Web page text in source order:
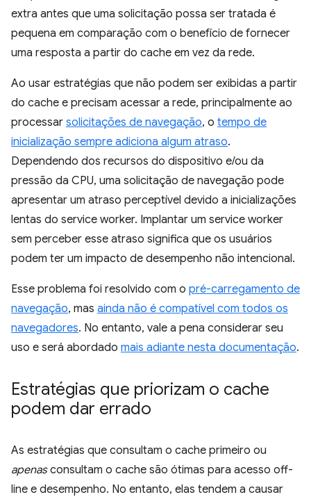
extra antes que uma solicitação possa ser tratada é
pequena em comparação com o benefício de fornecer
uma resposta a partir do cache em vez da rede.
Ao usar estratégias que não podem ser exibidas a partir
do cache e precisam acessar a rede, principalmente ao
processar solicitações de navegação, o tempo de
inicialização sempre adiciona algum atraso.
Dependendo dos recursos do dispositivo e/ou da
pressão da CPU, uma solicitação de navegação pode
apresentar um atraso perceptível devido a inicializações
lentas do service worker. Implantar um service worker
sem perceber esse atraso significa que os usuários
podem ter um impacto de desempenho não intencional.
Esse problema foi resolvido com o pré-carregamento de
navegação, mas ainda não é compatível com todos os
navegadores. No entanto, vale a pena considerar seu
uso e será abordado mais adiante nesta documentação.
Estratégias que priorizam o cache
podem dar errado
As estratégias que consultam o cache primeiro ou
apenasconsultam o cache são ótimas para acesso off-
line e desempenho. No entanto, elas tendem a causar